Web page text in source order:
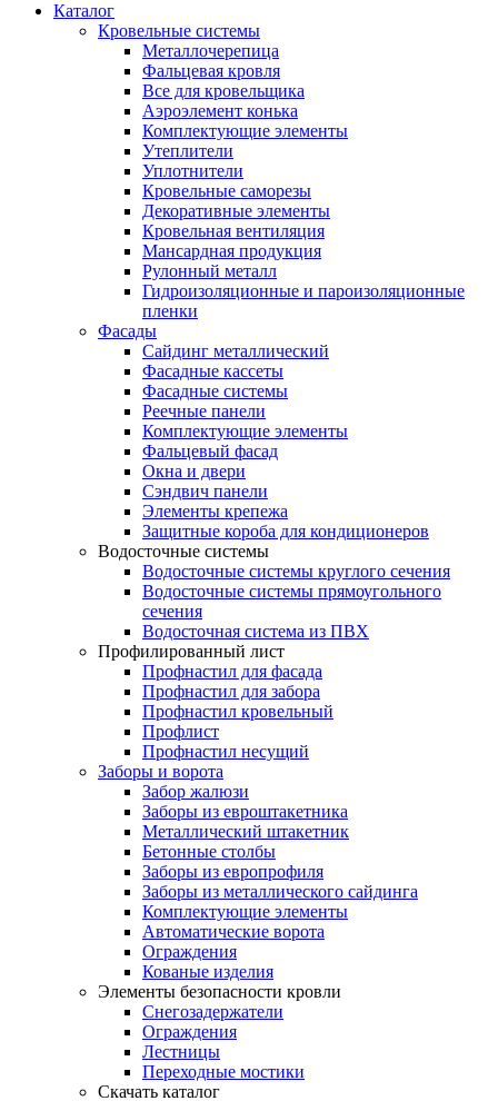
Каталог
Кровельные системы
Металлочерепица
Фальцевая кровля
Все для кровельщика
Аэроэлемент конька
Комплектующие элементы
Утеплители
Уплотнители
Кровельные саморезы
Декоративные элементы
Кровельная вентиляция
Мансардная продукция
Рулонный металл
Гидроизоляционные и пароизоляционные
пленки
Фасады
Сайдинг металлический
Фасадные кассеты
Фасадные системы
Реечные панели
Комплектующие элементы
Фальцевый фасад
Окна и двери
Сэндвич панели
Элементы крепежа
Защитные короба для кондиционеров
Водосточные системы
Водосточные системы круглого сечения
Водосточные системы прямоугольного
сечения
Водосточная система из ПВХ
Профилированный лист
Профнастил для фасада
Профнастил для забора
Профнастил кровельный
Профлист
Профнастил несущий
Заборы и ворота
Забор жалюзи
Заборы из евроштакетника
Металлический штакетник
Бетонные столбы
Заборы из европрофиля
Заборы из металлического сайдинга
Комплектующие элементы
Автоматические ворота
Ограждения
Кованые изделия
Элементы безопасности кровли
Снегозадержатели
Ограждения
Лестницы
Переходные мостики
Скачать каталог